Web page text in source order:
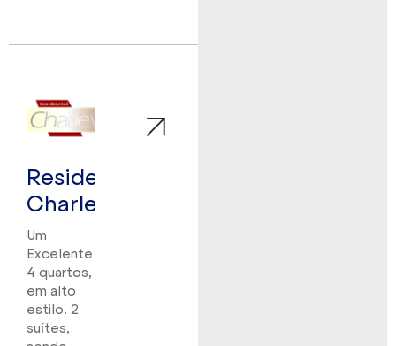
Residencial
Charleville
Um
Excelente
4 quartos,
em alto
estilo. 2
suítes,